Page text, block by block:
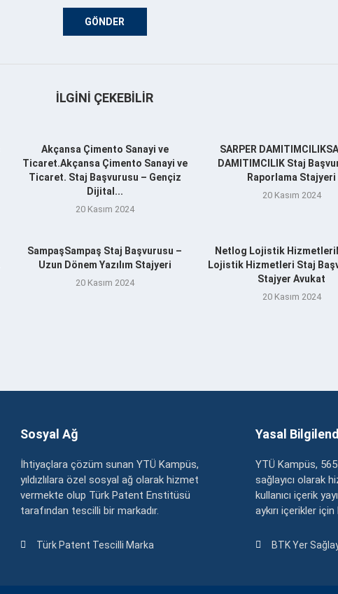
İLGINI ÇEKEBILIR
Akçansa Çimento Sanayi ve
Ticaret.Akçansa Çimento Sanayi ve
Ticaret. Staj Başvurusu – Gençiz
Dijital...
20 Kasım 2024
SARPER
DAMITIMCILIK Staj
Raporlama Stajyeri
20 Kasım 2024
SampaşSampaş Staj Başvurusu –
Uzun Dönem Yazılım Stajyeri
20 Kasım 2024
Netlog Lojistik
Lojistik Hizmetleri Staj
Stajyer Avukat
20 Kasım 2024
Sosyal Ağ
İhtiyaçlara çözüm sunan YTÜ Kampüs,
yıldızlılara özel sosyal ağ olarak hizmet
vermekte olup Türk Patent Enstitüsü
tarafından tescilli bir markadır.
Türk Patent Tescilli Marka
Yasal
YTÜ Kampüs,
sağlayıcı olarak
kullanıcı içerik
aykırı içerikler
BTK Yer